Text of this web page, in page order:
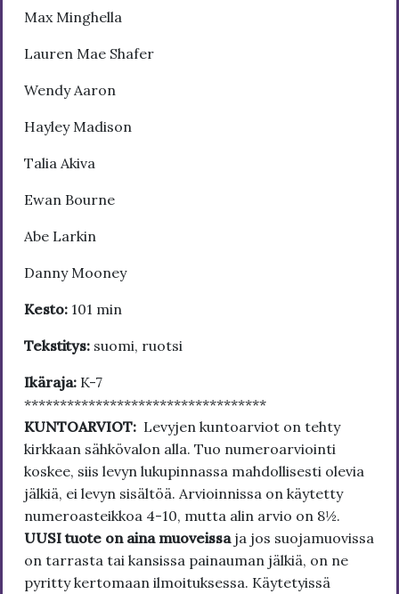
Max Minghella
Lauren Mae Shafer
Wendy Aaron
Hayley Madison
Talia Akiva
Ewan Bourne
Abe Larkin
Danny Mooney
Kesto: 101 min
Tekstitys: suomi, ruotsi
Ikäraja: K-7
**********************************
KUNTOARVIOT: Levyjen kuntoarviot on tehty
kirkkaan sähkövalon alla. Tuo numeroarviointi
koskee, siis levyn lukupinnassa mahdollisesti olevia
jälkiä, ei levyn sisältöä. Arvioinnissa on käytetty
numeroasteikkoa 4-10, mutta alin arvio on 8½.
UUSI tuote on aina muoveissa ja jos suojamuovissa
on tarrasta tai kansissa painauman jälkiä, on ne
pyritty kertomaan ilmoituksessa. Käytetyissä